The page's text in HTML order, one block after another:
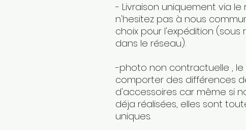
- Livraison uniquement via le
n'hesitez pas à nous
choix pour l'expédition (sous
dans le réseau).
-photo non contractuelle ,
comporter des différences
d'accessoires car même si
déja réalisées, elles sont
uniques.